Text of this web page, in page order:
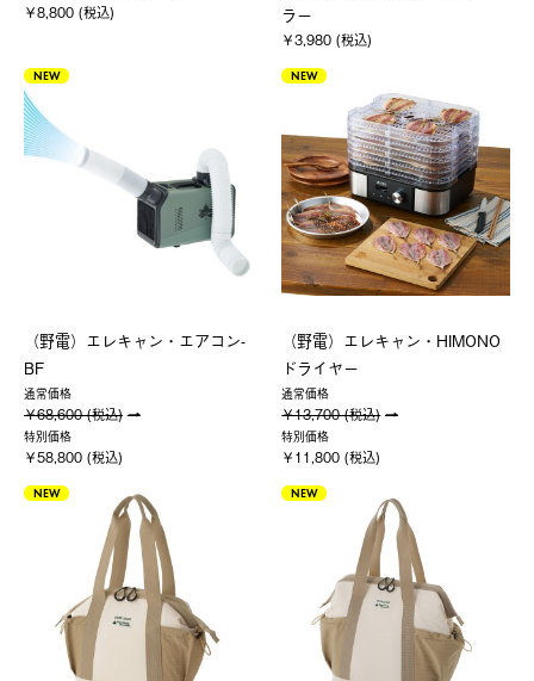
￥8,800 (税込)
ラー
￥3,980 (税込)
NEW
（野電）エレキャン・エアコン-
BF
通常価格
￥68,600 (税込)
特別価格
￥58,800 (税込)
NEW
（野電）エレキャン・HIMONO
ドライヤー
通常価格
￥13,700 (税込)
特別価格
￥11,800 (税込)
NEW NEW